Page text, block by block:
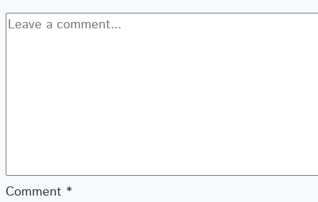
Comment *